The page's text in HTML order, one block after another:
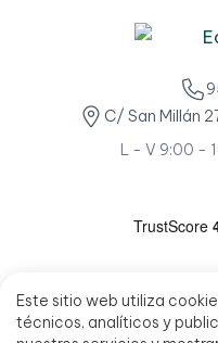
Este sitio web utiliza
técnicos, analíticos y
C/ San Millán
L - V 9:00 -